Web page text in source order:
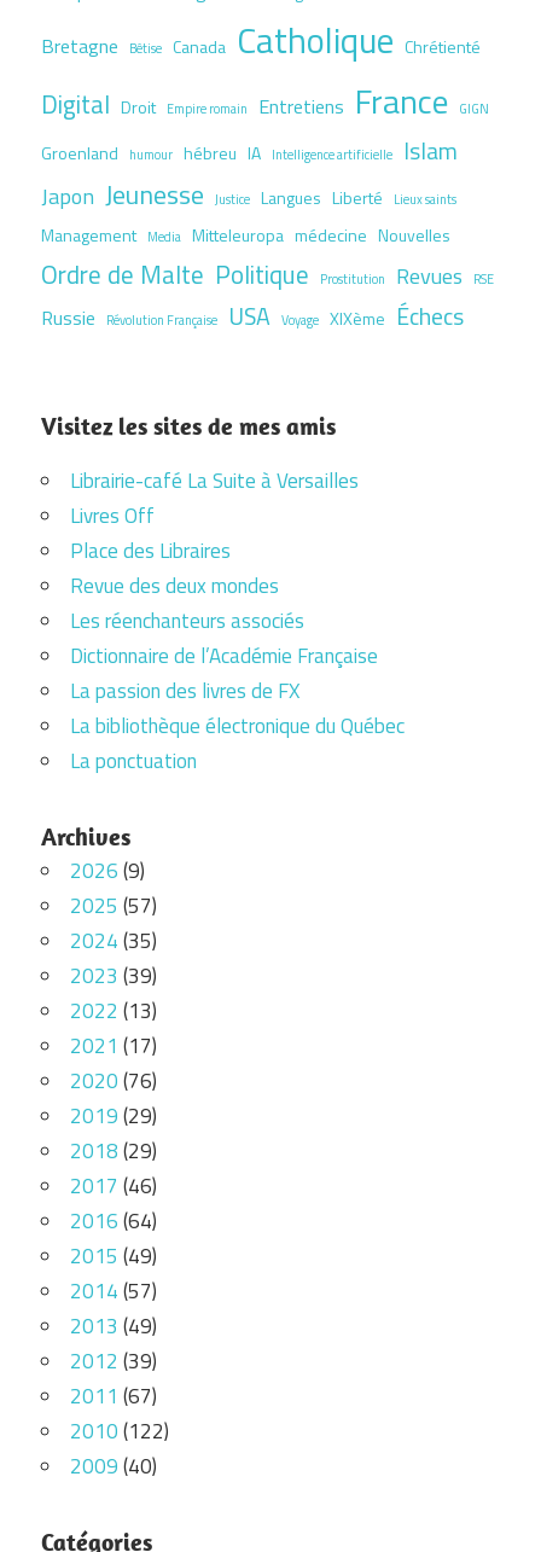
Bretagne Bêtise Canada Catholique Chrétienté
Digital Droit Empire romain Entretiens France GIGN
Groenland humour hébreu IA Intelligence artificielle Islam
Japon Jeunesse Justice Langues Liberté Lieux saints
Management Media Mitteleuropa médecine Nouvelles
Ordre de Malte Politique Prostitution Revues RSE
Russie Révolution Française USA Voyage XIXème Échecs
Visitez les sites de mes amis
Librairie-café La Suite à Versailles
Livres Off
Place des Libraires
Revue des deux mondes
Les réenchanteurs associés
Dictionnaire de l’Académie Française
La passion des livres de FX
La bibliothèque électronique du Québec
La ponctuation
Archives
2026(9)
2025 (57)
2024(35)
2023 (39)
2022 (13)
2021 (17)
2020(76)
2019(29)
2018(29)
2017 (46)
2016(64)
2015 (49)
2014(57)
2013 (49)
2012 (39)
2011 (67)
2010(122)
2009(40)
Catégories